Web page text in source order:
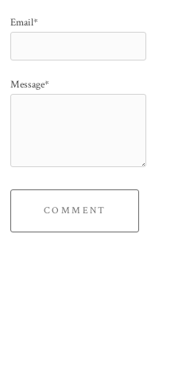
Email*
Message*
COMMENT